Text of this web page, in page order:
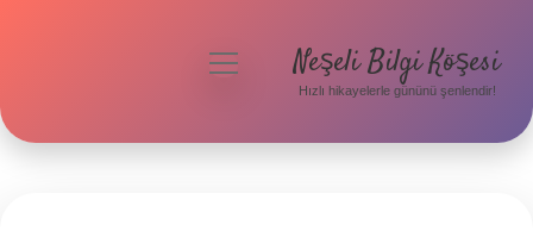
menüyü
aç
Neşeli Bilgi Köşesi
Hızlı hikayelerle gününü şenlendir!